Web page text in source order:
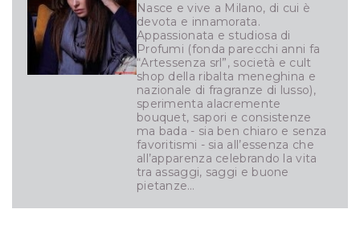
Nasce e vive a Milano, di cui è
devota e innamorata.
Appassionata e studiosa di
Profumi (fonda parecchi anni fa
“Artessenza srl”, società e cult
shop della ribalta meneghina e
nazionale di fragranze di lusso),
sperimenta alacremente
bouquet, sapori e consistenze
ma bada - sia ben chiaro e senza
favoritismi - sia all’essenza che
all’apparenza celebrando la vita
tra assaggi, saggi e buone
pietanze…